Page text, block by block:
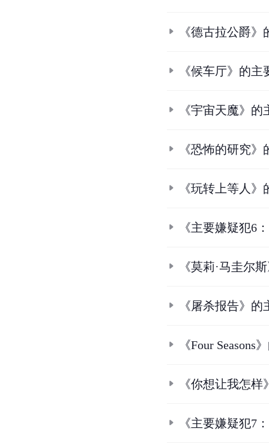
《德古拉公爵
《候车厅》的主
《宇宙天魔》的
《恐怖的研究
《玩转上等人
《主要嫌疑犯6
《莫莉·马圭尔
《屠杀报告》的
《Four Seasons
《你想让我怎
《主要嫌疑犯7